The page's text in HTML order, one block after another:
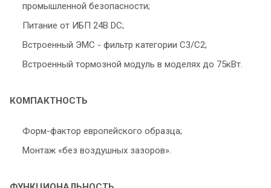
промышленной безопасности;
Питание от ИБП 24В DC;
Встроенный ЭМС - фильтр категории С3/С2;
Встроенный тормозной модуль в моделях до 75кВт.
КОМПАКТНОСТЬ
Форм-фактор европейского образца;
Монтаж «без воздушных зазоров».